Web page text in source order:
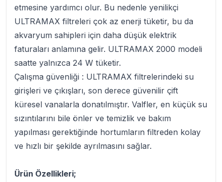
etmesine yardımcı olur. Bu nedenle yenilikçi
ULTRAMAX filtreleri çok az enerji tüketir, bu da
akvaryum sahipleri için daha düşük elektrik
faturaları anlamına gelir. ULTRAMAX 2000 modeli
saatte yalnızca 24 W tüketir.
Çalışma güvenliği : ULTRAMAX filtrelerindeki su
girişleri ve çıkışları, son derece güvenilir çift
küresel vanalarla donatılmıştır. Valfler, en küçük su
sızıntılarını bile önler ve temizlik ve bakım
yapılması gerektiğinde hortumların filtreden kolay
ve hızlı bir şekilde ayrılmasını sağlar.
Ürün Özellikleri;